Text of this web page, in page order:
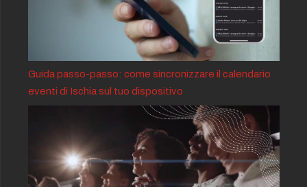
Guida passo-passo: come sincronizzare il calendario
eventi di Ischia sul tuo dispositivo